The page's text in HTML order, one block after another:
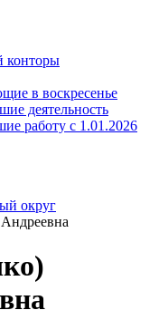
конторы
в воскресенье
деятельность
работу с 1.01.2026
округ